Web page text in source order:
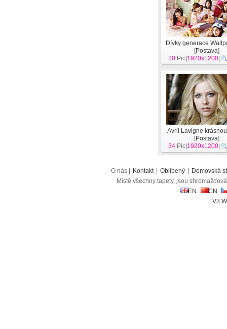
Dívky generace
[Postava]
20 Pic| 1920x1200
Avril Lavigne
[Postava]
34 Pic| 1920x1200
O nás | Kontakt Oblíbený
Domovská
Místě všechny tapety, jsou
EN
CN
V3